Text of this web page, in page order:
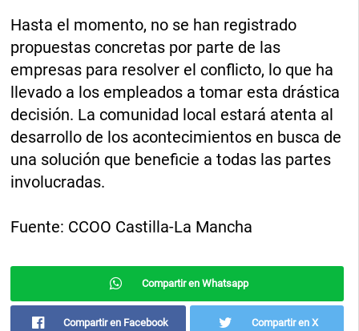
Hasta el momento, no se han registrado
propuestas concretas por parte de las
empresas para resolver el conflicto, lo que ha
llevado a los empleados a tomar esta drástica
decisión. La comunidad local estará atenta al
desarrollo de los acontecimientos en busca de
una solución que beneficie a todas las partes
involucradas.
Fuente: CCOO Castilla-La Mancha
Compartir en Whatsapp
Compartir en Facebook Compartir en X